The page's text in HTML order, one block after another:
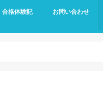
合格体験記 お問い合わせ